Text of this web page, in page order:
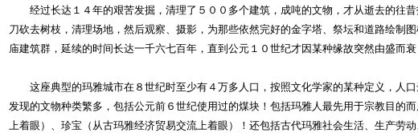
经过长达１４年的艰苦发掘，清理了５００多个建筑，成吨的文物，才从逝去的往昔
刀砍去树枝，清理场地，然后观察、摄影，为那些依然完好的金字塔、祭坛和道路绘制
庙建筑群，延续的时间长达一千六七百年，直到公元１０世纪才因某种缘故突然由盛而
这座典型的玛雅城市在８世纪时至少有４万多人口，按照文化学家的某种定义，人
发现的文物种类繁多，包括公元前６世纪使用过的煤块！包括玛雅人最先用于宗教目的
上着眼）、珍宝（从古玛雅经济贸易交流上着眼）！还包括古代玛雅社会生活、生产